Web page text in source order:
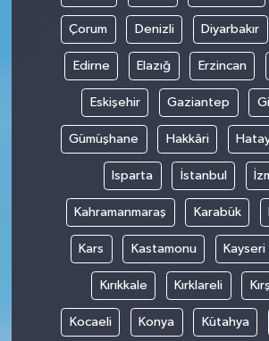
Çorum Denizli Diyarbakır
Edirne Elazığ Erzincan
Eskişehir Gaziantep
Gümüşhane Hakkâri
Isparta İstanbul
Kahramanmaraş Karabük
Kars Kastamonu Kayseri
Kırıkkale Kırklareli
Kocaeli Konya Kütahya